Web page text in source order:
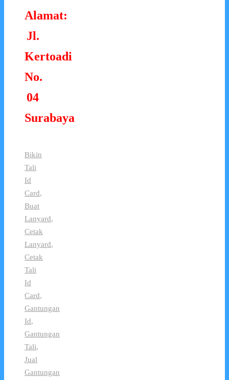
Alamat:
Jl.
Kertoadi
No.
04
Surabaya
Bikin
Tali
Id
Card,
Buat
Lanyard,
Cetak
Lanyard,
Cetak
Tali
Id
Card,
Gantungan
Id,
Gantungan
Tali,
Jual
Gantungan